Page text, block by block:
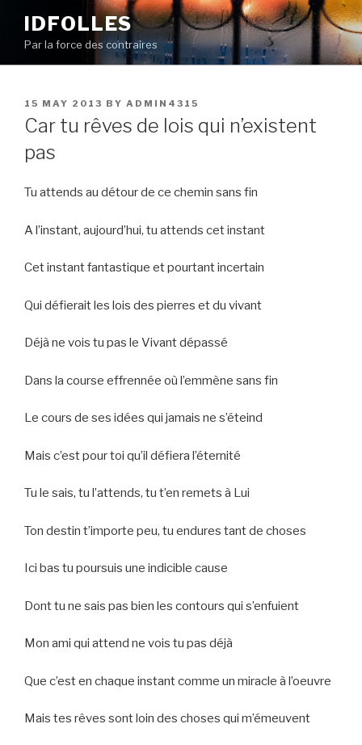
content
IDFOLLES
Par la force des contraires
POSTED
ON
15 MAY 2013 BY ADMIN4315
Car tu rêves de lois qui n’existent
pas
Tu attends au détour de ce chemin sans fin
A l’instant, aujourd’hui, tu attends cet instant
Cet instant fantastique et pourtant incertain
Qui défierait les lois des pierres et du vivant
Déjà ne vois tu pas le Vivant dépassé
Dans la course effrennée où l’emmène sans fin
Le cours de ses idées qui jamais ne s’éteind
Mais c’est pour toi qu’il défiera l’éternité
Tu le sais, tu l’attends, tu t’en remets à Lui
Ton destin t’importe peu, tu endures tant de choses
Ici bas tu poursuis une indicible cause
Dont tu ne sais pas bien les contours qui s’enfuient
Mon ami qui attend ne vois tu pas déjà
Que c’est en chaque instant comme un miracle à l’oeuvre
Mais tes rêves sont loin des choses qui m’émeuvent